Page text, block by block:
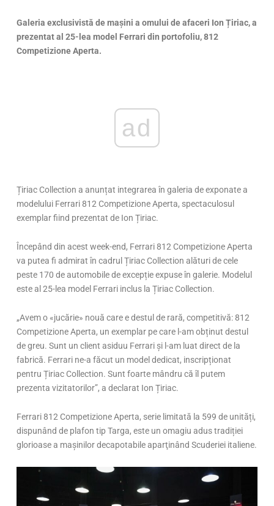
Galeria exclusivistă de mașini a omului de afaceri Ion Țiriac, a
prezentat al 25-lea model Ferrari din portofoliu, 812
Competizione Aperta.
ad
Țiriac Collection a anunțat integrarea în galeria de exponate a
modelului Ferrari 812 Competizione Aperta, spectaculosul
exemplar fiind prezentat de Ion Țiriac.
Începând din acest week-end, Ferrari 812 Competizione Aperta
va putea fi admirat în cadrul Țiriac Collection alături de cele
peste 170 de automobile de excepție expuse în galerie. Modelul
este al 25-lea model Ferrari inclus la Țiriac Collection.
„Avem o «jucărie» nouă care e destul de rară, competitivă: 812
Competizione Aperta, un exemplar pe care l-am obținut destul
de greu. Sunt un client asiduu Ferrari și l-am luat direct de la
fabrică. Ferrari ne-a făcut un model dedicat, inscripționat
pentru Țiriac Collection. Sunt foarte mândru că îl putem
prezenta vizitatorilor”, a declarat Ion Țiriac.
Ferrari 812 Competizione Aperta, serie limitată la 599 de unități,
dispunând de plafon tip Targa, este un omagiu adus tradiției
glorioase a mașinilor decapotabile aparţinând Scuderiei italiene.